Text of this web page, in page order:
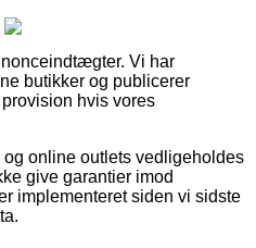
Vi har
butikker og publicerer
hvis vores
online outlets vedligeholdes
give garantier imod
implementeret siden vi sidste